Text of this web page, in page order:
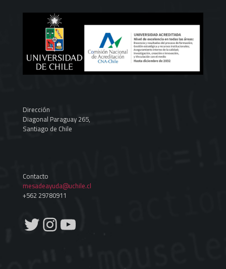
Dirección
Diagonal Paraguay 265,
Santiago de Chile
Contacto
mesadeayuda@uchile.cl
+562 29780911
Twitter
Instagram
YouTube